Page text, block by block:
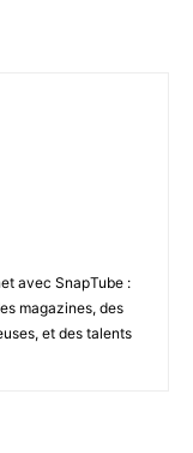
avec SnapTube :
magazines, des
et des talents